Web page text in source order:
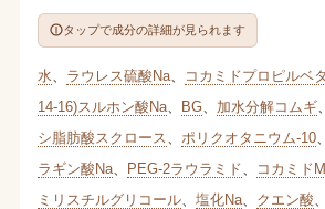
タップで成分の詳細が見られます
水 ラウレス硫酸Na、 コカミドプロピルベ
14-16)スルホン酸Na、 BG、 加水分解コムギ、
シ脂肪酸スクロース
ポリクオタニウム-10、
ラギン酸Na、 PEG-2ラウラミド コカミド
ミリスチルグリコール、 塩化Na、 クエン酸